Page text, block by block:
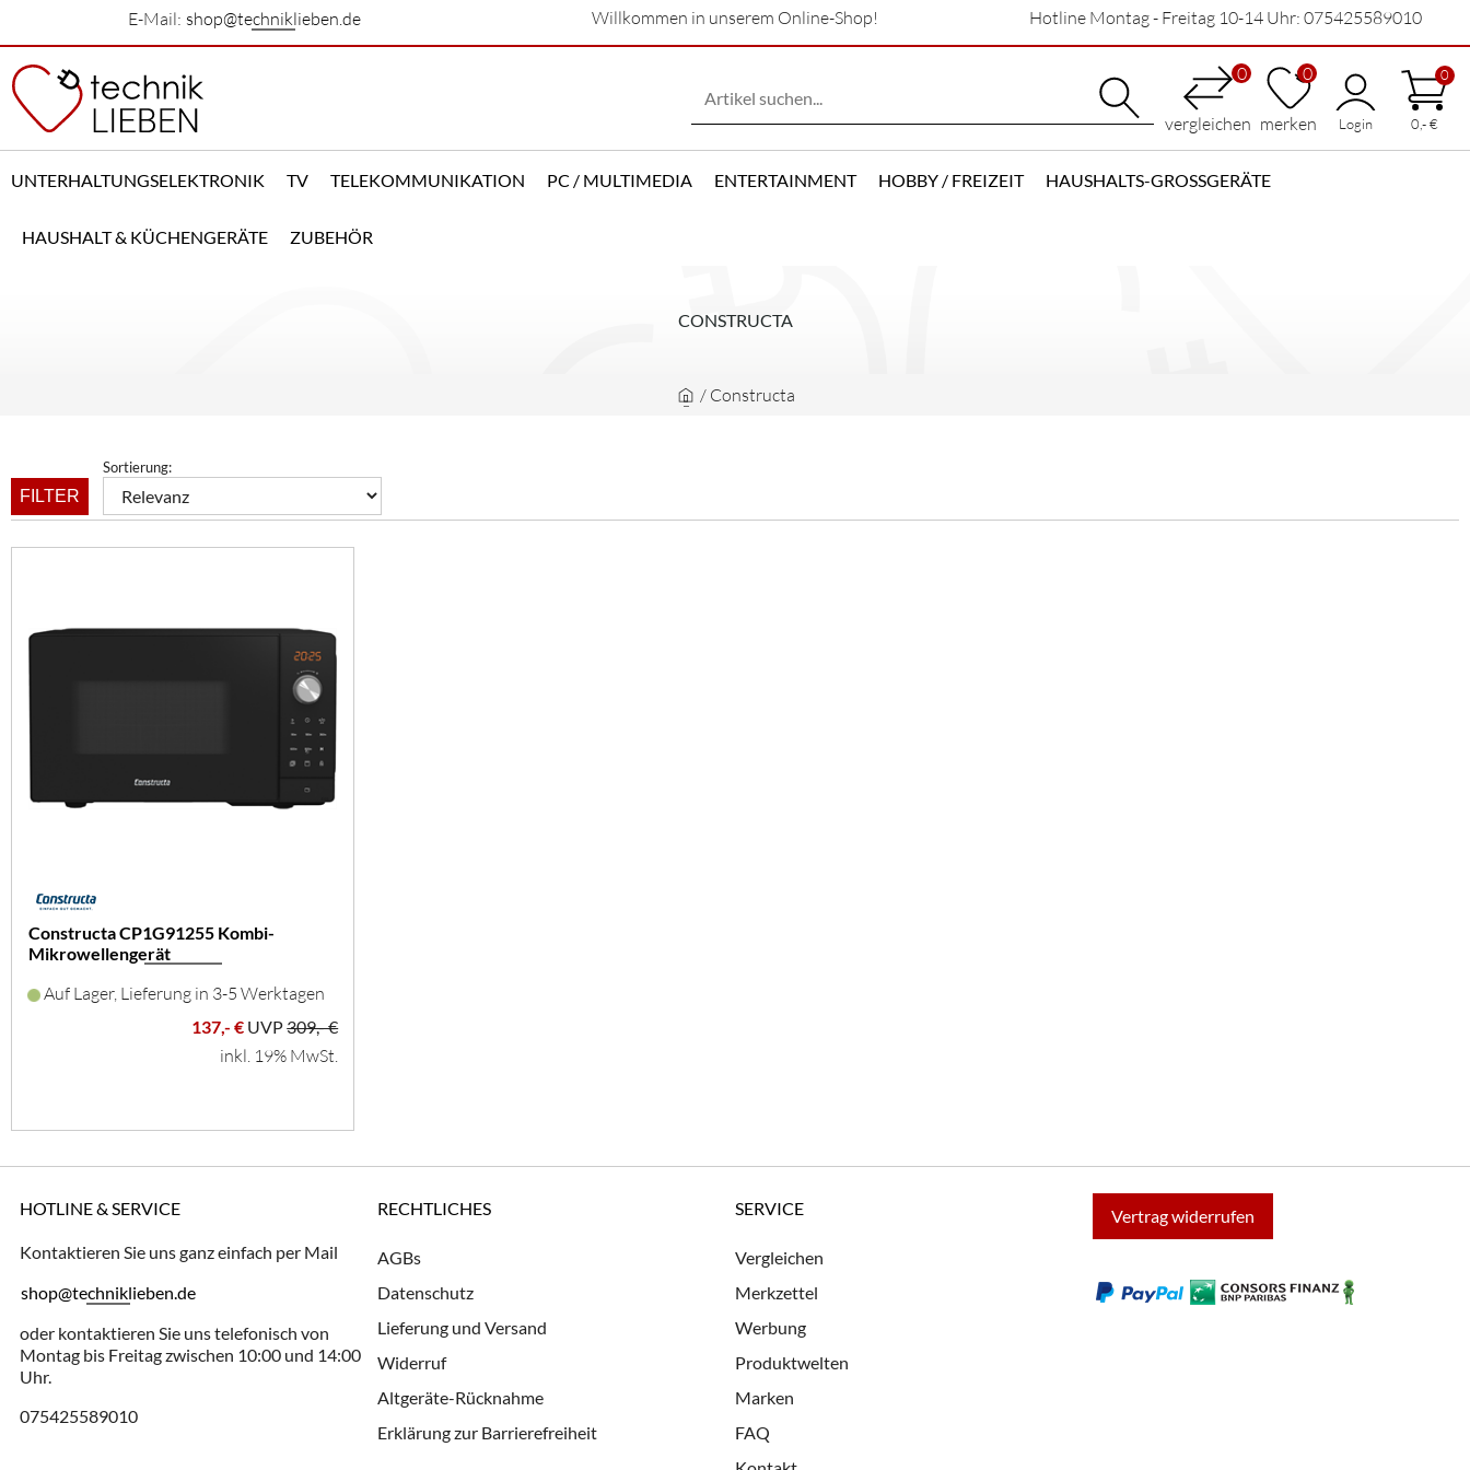
E-Mail: shop@techniklieben.de Willkommen in unserem Online-Shop! Hotline Montag - Freitag 10-14 Uhr: 075425589010
0
vergleichen
0
merken Login
0
0,- €
UNTERHALTUNGSELEKTRONIK TV TELEKOMMUNIKATION PC / MULTIMEDIA ENTERTAINMENT HOBBY / FREIZEIT HAUSHALTS-GROSSGERÄTE
HAUSHALT & KÜCHENGERÄTE ZUBEHÖR
CONSTRUCTA
/ Constructa
FILTER
Sortierung:
Constructa CP1G91255 Kombi-
Mikrowellengerät
Auf Lager, Lieferung in 3-5 Werktagen
137,- € UVP309,- €
inkl. 19% MwSt.
HOTLINE & SERVICE
Kontaktieren Sie uns ganz einfach per Mail
shop@techniklieben.de
oder kontaktieren Sie uns telefonisch von
Montag bis Freitag zwischen 10:00 und 14:00
Uhr.
075425589010
RECHTLICHES
AGBs
Datenschutz
Lieferung und Versand
Widerruf
Altgeräte-Rücknahme
Erklärung zur Barrierefreiheit
SERVICE
Vergleichen
Merkzettel
Werbung
Produktwelten
Marken
FAQ
Vertrag widerrufen